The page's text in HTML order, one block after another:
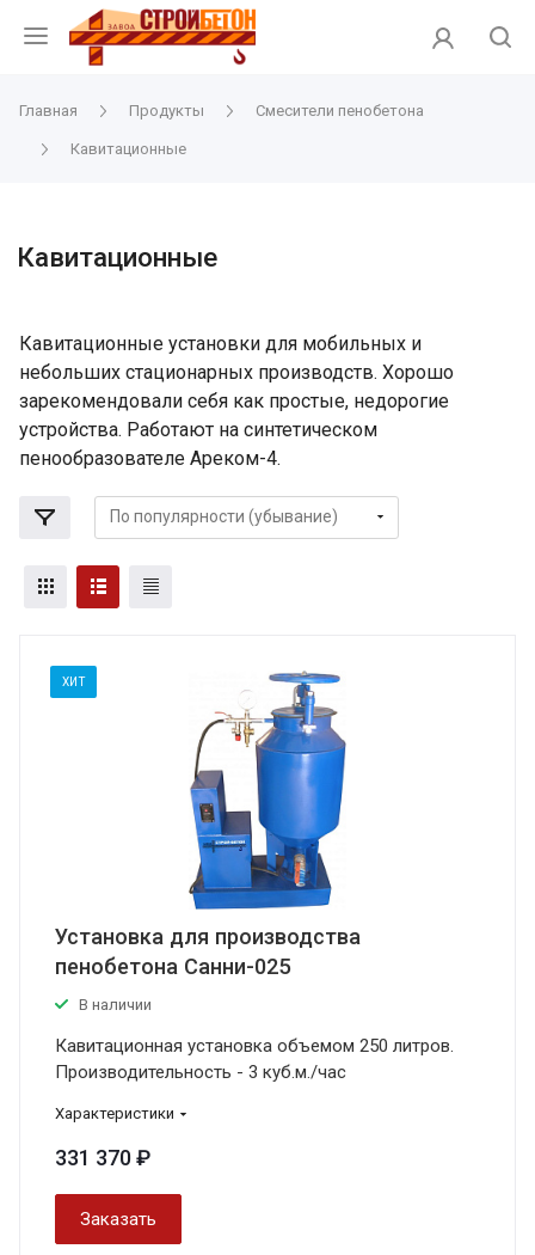
Главная Продукты Смесители пенобетона
Кавитационные
Кавитационные
Кавитационные установки для мобильных и
небольших стационарных производств. Хорошо
зарекомендовали себя как простые, недорогие
устройства. Работают на синтетическом
пенообразователе Ареком-4.
ХИТ
Установка для производства
пенобетона Санни-025
В наличии
Кавитационная установка объемом 250 литров.
Производительность - 3 куб.м./час
Характеристики
331 370 ₽
Заказать